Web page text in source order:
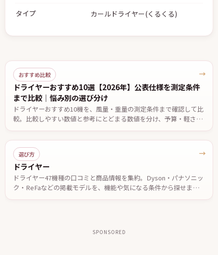
タイプ カールドライヤー(くるくる)
おすすめ比較
ドライヤーおすすめ10選【2026年】公表仕様を測定条件
まで比較｜悩み別の選び分け
ドライヤーおすすめ10機を、風量・重量の測定条件まで確認して比
較。比較しやすい数値と参考にとどまる数値を分け、予算・軽さ・
低温設定・温度自動制御など悩み別の候補と、2台で迷ったときの
決め手を公表仕様ベースでまとめました。価格は2026年7月29日確
認。
→
選び方
ドライヤー
ドライヤー47機種の口コミと商品情報を集約。Dyson・パナソニッ
ク・ReFaなどの掲載モデルを、機能や気になる条件から探せます。
投稿された口コミやメーカー公表情報を参考に、自分に合う一台を
→
SPONSORED